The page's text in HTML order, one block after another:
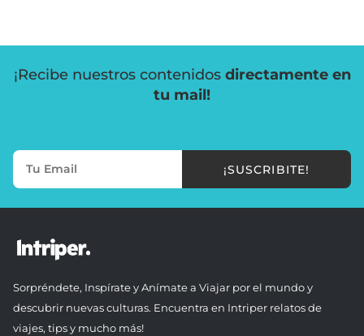
¡Recibe nuestros contenidos directamente en
tu mail!
¡SUSCRIBITE!
Sorpréndete, Inspírate y Anímate a Viajar por el mundo y
descubrir nuevas culturas. Encuentra en Intriper relatos de
viajes, tips y mucho más!